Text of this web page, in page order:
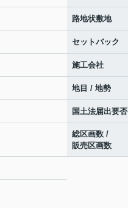
路地状敷地
セットバック
施工会社
地目 / 地勢
国土法届出要否
総区画数 /
販売区画数